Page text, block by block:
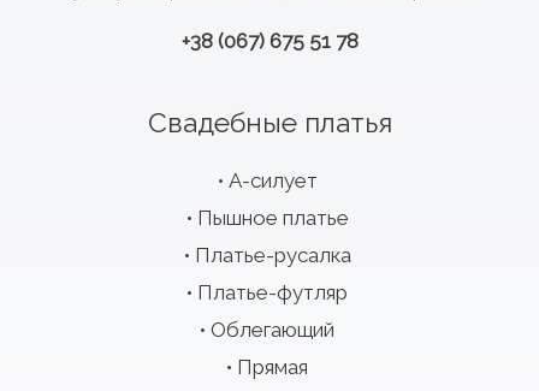
+38 (067) 675 51 78
Свадебные платья
А-силует
Пышное платье
Платье-русалка
Платье-футляр
Облегающий
Прямая